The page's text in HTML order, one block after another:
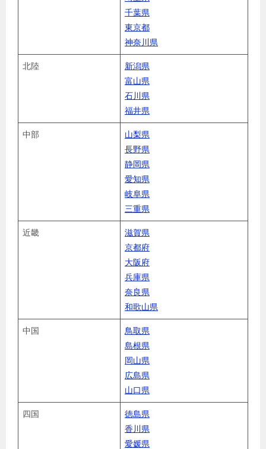
千葉県
東京都
神奈川県
北陸
新潟県
富山県
石川県
福井県
中部
山梨県
長野県
静岡県
愛知県
岐阜県
三重県
近畿
滋賀県
京都府
大阪府
兵庫県
奈良県
和歌山県
中国
鳥取県
島根県
岡山県
広島県
山口県
四国
徳島県
香川県
愛媛県